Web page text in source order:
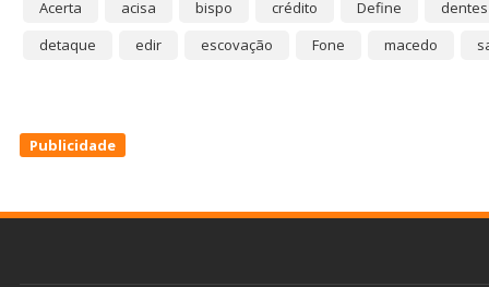
Acerta
acisa bispo crédito Define
dentes
detaque
edir escovação Fone macedo
Publicidade